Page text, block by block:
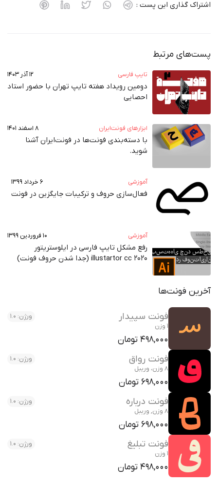
اشتراک گذاری این پست :
پست‌های مرتبط
تایپ فارسی ۱۲ آذر ۱۴۰۳
دومین رویداد هفته‌ تایپ تهران با حضور استاد
احصایی
ابزارهای فونت‌ایران ۸ اسفند ۱۴۰۱
با دسته‌بندی فونت‌ها در فونت‌ایران آشنا
شوید.
آموزشی ۶ خرداد ۱۳۹۹
فعال‌سازی حروف و ترکیبات جایگزین در فونت‌‌
آموزشی ۱۰ فروردین ۱۳۹۹
رفع مشکل تایپ فارسی در ایلوستریتور
illustartor cc 2020 (جدا شدن حروف فونت)
آخرین فونت‌ها
فونت سپیدار
ورژن: 1.0
1 وزن
498,000 تومان
فونت رواق
ورژن: 1.0
8 وزن، وریبل
698,000 تومان
فونت درباره
ورژن: 1.0
8 وزن, وریبل
698,000 تومان
فونت تبلیغ
ورژن: 1.0
1 وزن
498,000 تومان